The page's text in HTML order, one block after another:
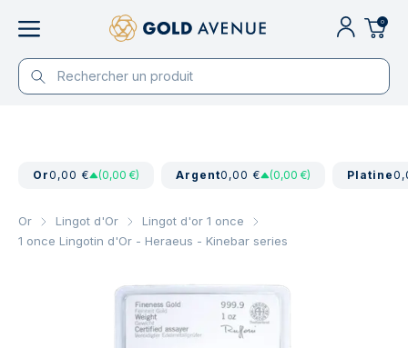
0
Or0,00 € (0,00 €) Argent0,00 € (0,00 €) Platine
Or Lingot d'Or
Lingot d'or 1 once
1 once Lingotin d'Or - Heraeus - Kinebar series